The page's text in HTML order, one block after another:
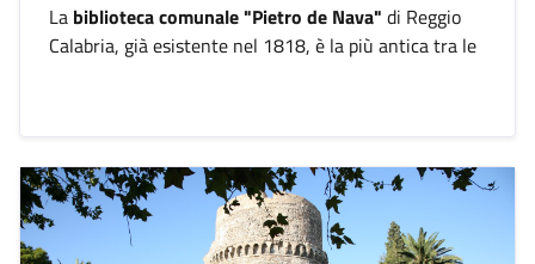
La biblioteca comunale "Pietro de Nava" di Reggio
Calabria, già esistente nel 1818, è la più antica tra le